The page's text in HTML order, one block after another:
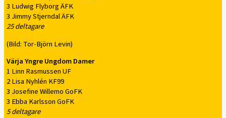
3 Ludwig Flyborg ÄFK
3 Jimmy Stjerndal ÄFK
25 deltagare
(Bild: Tor-Björn Levin)
Värja Yngre Ungdom Damer
1 Linn Rasmussen UF
2 Lisa Nyhlén KF99
3 Josefine Willemo GoFK
3 Ebba Karlsson GoFK
5 deltagare